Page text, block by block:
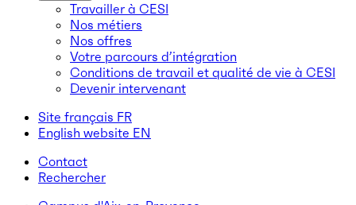
Travailler à CESI
Nos métiers
Nos offres
Votre parcours d’intégration
Conditions de travail et qualité de vie à CESI
Devenir intervenant
Site français FR
English website EN
Contact
Rechercher